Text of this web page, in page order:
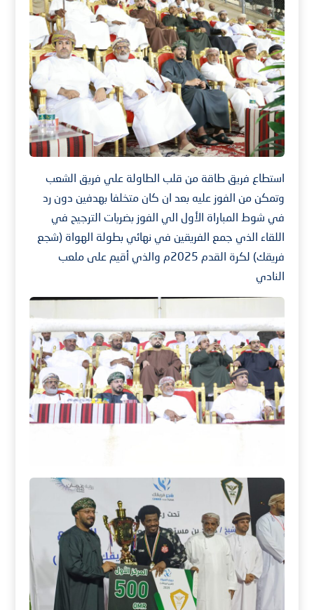
استطاع فريق طاقة من قلب الطاولة علي فريق الشعب
وتمكن من الفوز عليه بعد ان كان متخلفا بهدفين دون رد
في شوط المباراة الأول الي الفوز بضربات الترجيح في
اللقاء الذي جمع الفريقين في نهائي بطولة الهواة (شجع
فريقك) لكرة القدم 2025م والذي أقيم على ملعب
النادي